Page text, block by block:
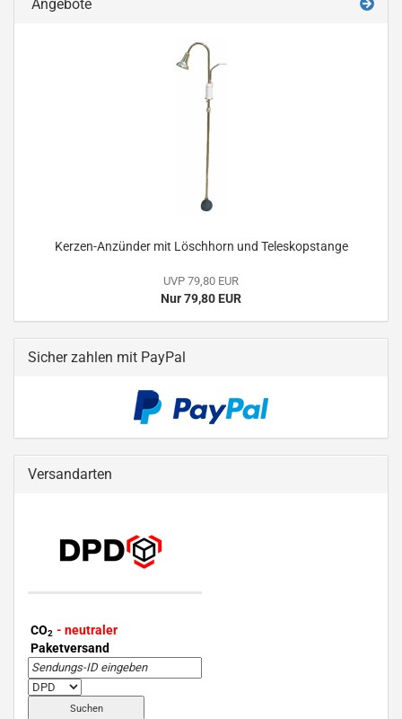
Angebote
Kerzen-Anzünder mit Löschhorn und Teleskopstange
UVP 79,80 EUR
Nur 79,80 EUR
Sicher zahlen mit PayPal
Versandarten
CO2 - neutraler
Paketversand